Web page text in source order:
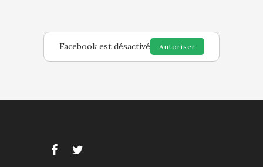
Facebook est désactivé Autoriser